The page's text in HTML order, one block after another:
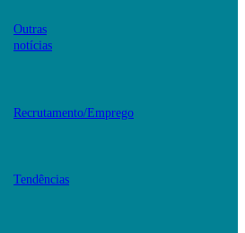
Outras
notícias
Recrutamento/Emprego
Tendências